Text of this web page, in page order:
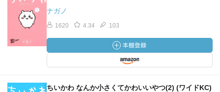
ナガノ
1620 4.34 103
ちいかわ なんか小さくてかわいいやつ(2) (ワイドKC)